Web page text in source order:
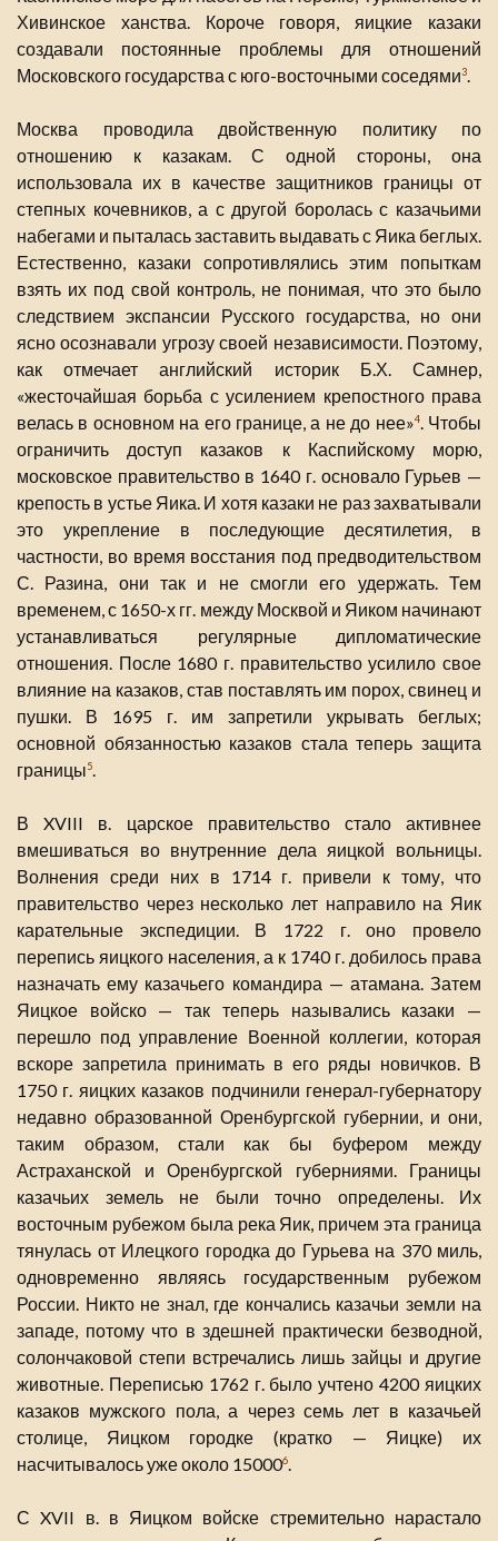
Хивинское ханства. Короче говоря, яицкие казаки
создавали постоянные проблемы для отношений
Московского государства с юго-восточными соседями3.
Москва проводила двойственную политику по
отношению к казакам. С одной стороны, она
использовала их в качестве защитников границы от
степных кочевников, а с другой боролась с казачьими
набегами и пыталась заставить выдавать с Яика беглых.
Естественно, казаки сопротивлялись этим попыткам
взять их под свой контроль, не понимая, что это было
следствием экспансии Русского государства, но они
ясно осознавали угрозу своей независимости. Поэтому,
как отмечает английский историк Б.Х. Самнер,
«жесточайшая борьба с усилением крепостного права
велась в основном на его границе, а не до нее»4. Чтобы
ограничить доступ казаков к Каспийскому морю,
московское правительство в 1640 г. основало Гурьев —
крепость в устье Яика. И хотя казаки не раз захватывали
это укрепление в последующие десятилетия, в
частности, во время восстания под предводительством
С. Разина, они так и не смогли его удержать. Тем
временем, с 1650-х гг. между Москвой и Яиком начинают
устанавливаться регулярные дипломатические
отношения. После 1680 г. правительство усилило свое
влияние на казаков, став поставлять им порох, свинец и
пушки. В 1695 г. им запретили укрывать беглых;
основной обязанностью казаков стала теперь защита
границы5.
В XVIII в. царское правительство стало активнее
вмешиваться во внутренние дела яицкой вольницы.
Волнения среди них в 1714 г. привели к тому, что
правительство через несколько лет направило на Яик
карательные экспедиции. В 1722 г. оно провело
перепись яицкого населения, а к 1740 г. добилось права
назначать ему казачьего командира — атамана. Затем
Яицкое войско — так теперь назывались казаки —
перешло под управление Военной коллегии, которая
вскоре запретила принимать в его ряды новичков. В
1750 г. яицких казаков подчинили генерал-губернатору
недавно образованной Оренбургской губернии, и они,
таким образом, стали как бы буфером между
Астраханской и Оренбургской губерниями. Границы
казачьих земель не были точно определены. Их
восточным рубежом была река Яик, причем эта граница
тянулась от Илецкого городка до Гурьева на 370 миль,
одновременно являясь государственным рубежом
России. Никто не знал, где кончались казачьи земли на
западе, потому что в здешней практически безводной,
солончаковой степи встречались лишь зайцы и другие
животные. Переписью 1762 г. было учтено 4200 яицких
казаков мужского пола, а через семь лет в казачьей
столице, Яицком городке (кратко — Яицке) их
насчитывалось уже около 150006.
С XVII в. в Яицком войске стремительно нарастало